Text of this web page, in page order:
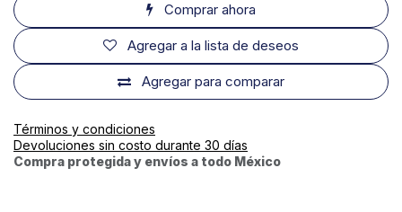
Comprar ahora
Agregar para comparar
Agregar a la lista de deseos
Términos y condiciones
Devoluciones sin costo durante 30 días
Compra protegida y envíos a todo México